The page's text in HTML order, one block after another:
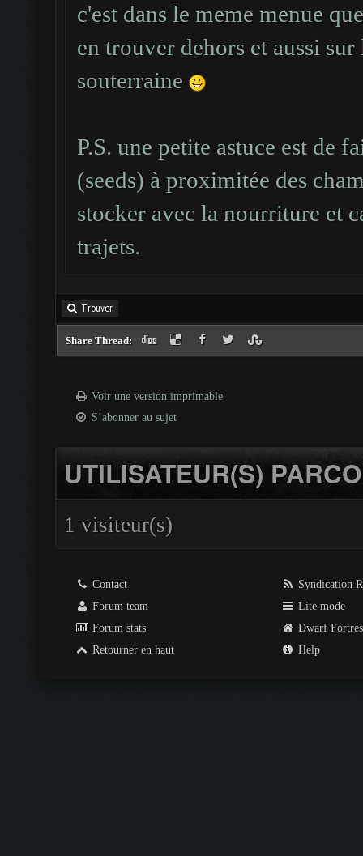
c'est dans le meme menue
en trouver dehors et aussi
souterraine
P.S. une petite astuce est de
(seeds) à proximitée des
stocker avec la nourriture et
trajets.
Trouver
Share Thread:
Voir une version imprimable
S’abonner au sujet
UTILISATEUR(S)
1 visiteur(s)
Contact
Forum team
Forum stats
Retourner en haut
Syndication
Lite mode
Dwarf
Help